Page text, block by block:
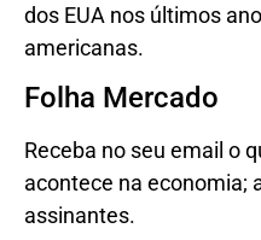
dos EUA nos últimos
americanas.
Folha Mercado
Receba no seu email o
acontece na economia;
assinantes.